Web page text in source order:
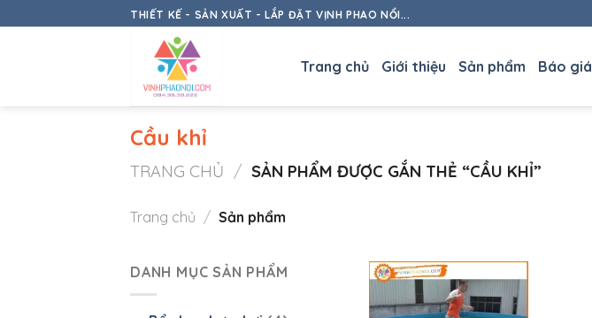
to
THIẾT KẾ - SẢN XUẤT - LẮP ĐẶT VỊNH PHAO NỔI...
Trang chủ Giới thiệu Sản phẩm Báo giá
Cầu khỉ
TRANG CHỦ / SẢN PHẨM ĐƯỢC GẮN THẺ “CẦU KHỈ”
Trang chủ / Sản phẩm
DANH MỤC SẢN PHẨM